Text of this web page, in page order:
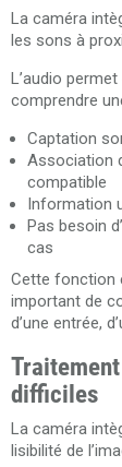
La caméra
les sons à
L’audio
comprendre
Captation
Association
compatible
Information
Pas besoin
cas
Cette fonction
important de
d’une entrée,
difficiles
La caméra
lisibilité de